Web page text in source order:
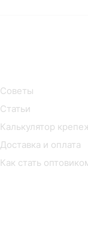
Советы
Статьи
Калькулятор
Доставка и оплата
Как стать